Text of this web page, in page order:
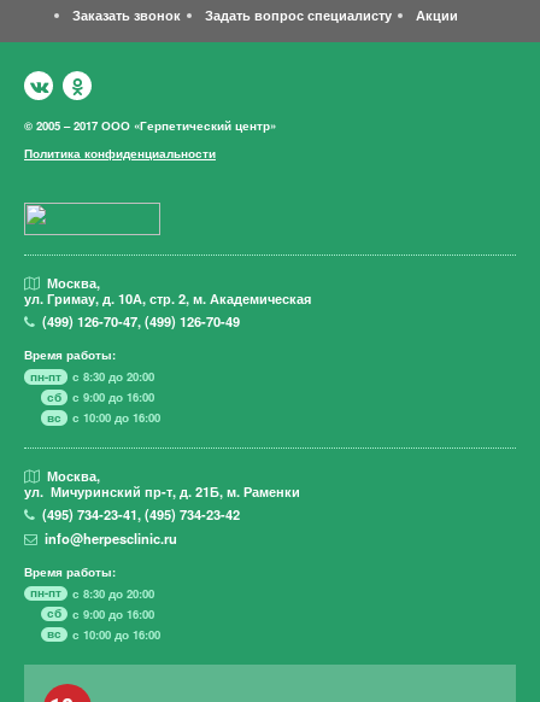
Заказать звонок
Задать вопрос специалисту Акции
© 2005 – 2017 ООО «Герпетический центр»
Политика конфиденциальности
Москва,
ул. Гримау, д. 10А, стр. 2, м. Академическая
(499)126-70-47,(499)126-70-49
Время работы:
пн-пт
с 8:30 до 20:00
сб
с 9:00 до 16:00
вс
с 10:00 до 16:00
Москва,
ул. Мичуринский пр-т, д. 21Б, м. Раменки
(495)734-23-41,(495)734-23-42
info@herpesclinic.ru
Время работы:
пн-пт
с 8:30 до 20:00
сб
с 9:00 до 16:00
вс
с 10:00 до 16:00